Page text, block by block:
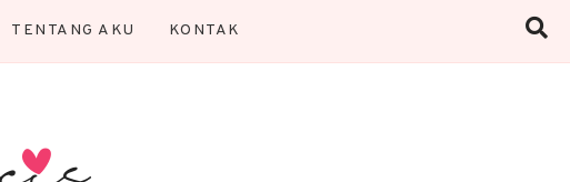
TENTANG AKU KONTAK